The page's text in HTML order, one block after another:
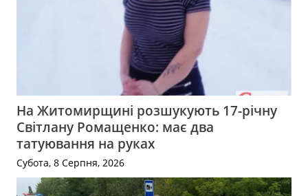
На Житомирщині розшукують 17-річну
Світлану Ромащенко: має два
татуювання на руках
Субота, 8 Серпня, 2026